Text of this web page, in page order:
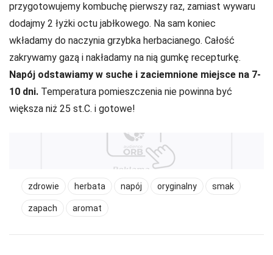
przygotowujemy kombuchę pierwszy raz, zamiast wywaru
dodajmy 2 łyżki octu jabłkowego. Na sam koniec
wkładamy do naczynia grzybka herbacianego. Całość
zakrywamy gazą i nakładamy na nią gumkę recepturkę.
Napój odstawiamy w suche i zaciemnione miejsce na 7-
10 dni. Temperatura pomieszczenia nie powinna być
większa niż 25 st.C. i gotowe!
zdrowie herbata napój oryginalny smak
zapach aromat